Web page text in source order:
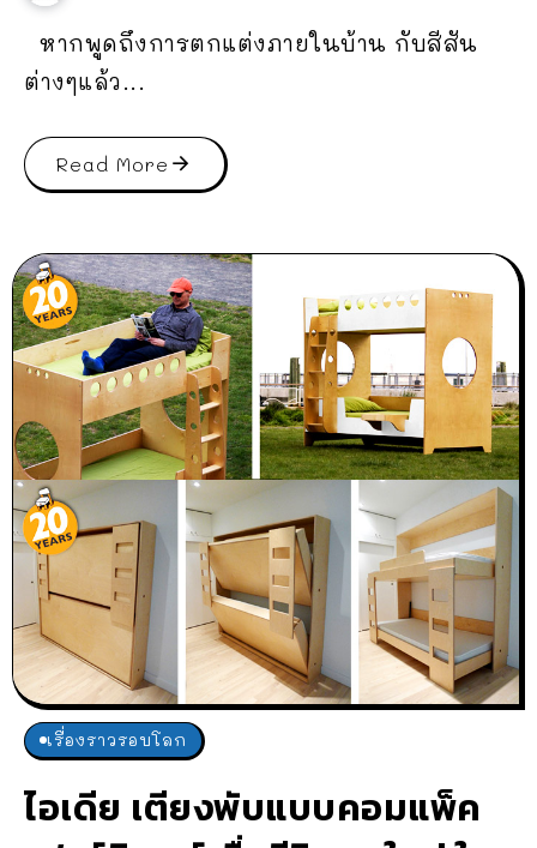
หากพูดถึงการตกแต่งภายในบ้าน กับสีสัน
ต่างๆแล้ว...
Read More
เรื่องราวรอบโลก
ไอเดีย เตียงพับแบบคอมแพ็ค